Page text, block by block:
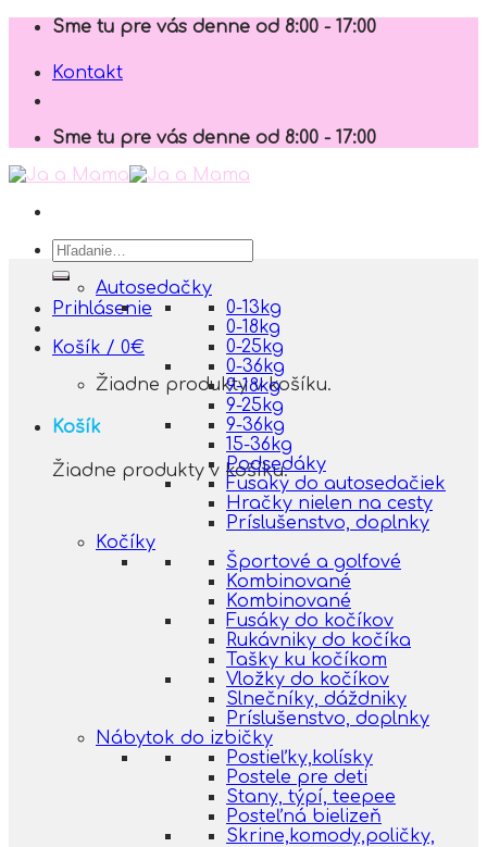
Skip
content
Sme tu pre vás denne od 8:00 - 17:00
Kontakt
Sme tu pre vás denne od 8:00 - 17:00
Hľadať:
Prihlásenie
Košík / 0€
Žiadne produkty v košíku.
Košík
Žiadne produkty v košíku.
Autosedačky
0-13kg
0-18kg
0-25kg
0-36kg
9-18kg
9-25kg
9-36kg
15-36kg
Podsedáky
Fusaky do autosedačiek
Hračky nielen na cesty
Príslušenstvo, doplnky
Kočíky
Športové a golfové
Kombinované
Kombinované
Fusáky do kočíkov
Rukávniky do kočíka
Tašky ku kočíkom
Vložky do kočíkov
Slnečníky, dáždniky
Príslušenstvo, doplnky
Nábytok do izbičky
Postieľky,kolísky
Postele pre deti
Stany, týpí, teepee
Posteľná bielizeň
Skrine,komody,poličky,